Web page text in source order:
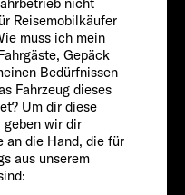
Reisemobilkäufer
muss ich mein
Gepäck
Bedürfnissen
Fahrzeug dieses
Um dir diese
geben wir dir
an die Hand, die für
aus unserem